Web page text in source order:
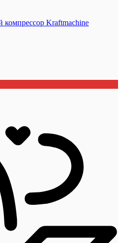
компрессор Kraftmaсhine